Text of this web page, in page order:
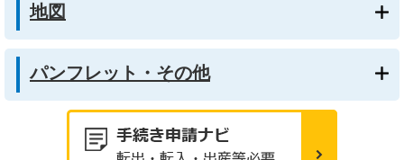
地図
パンフレット・その他